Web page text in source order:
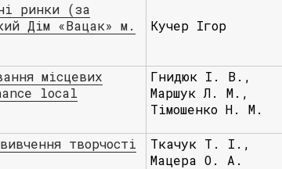
ринки (за
Дім «Вацак» м.
Кучер Ігор
місцевих
local
Гнидюк І. В.,
Маршук Л. М.,
Тімошенко Н. М.
творчості
Ткачук Т. І.,
Мацера О. А.